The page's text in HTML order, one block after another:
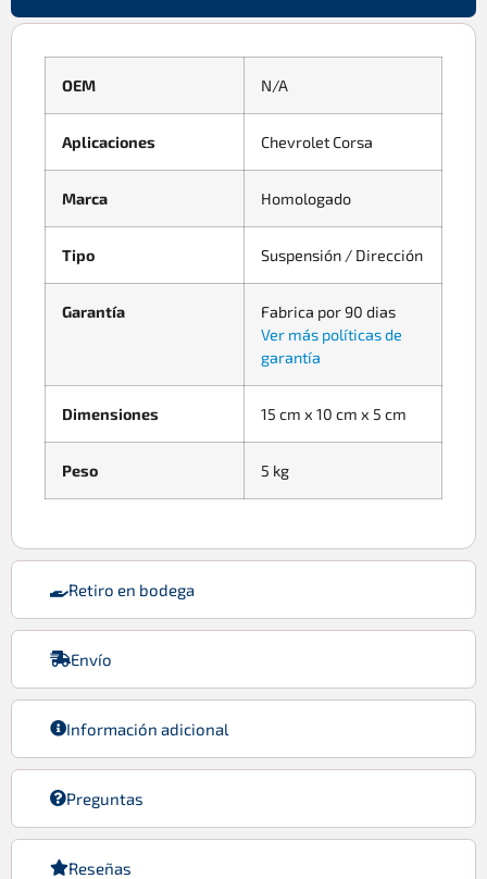
Retiro en bodega
Envío
Información adicional
Preguntas
Reseñas
OEM N/A
Aplicaciones Chevrolet Corsa
Marca Homologado
Tipo Suspensión / Dirección
Garantía
Fabrica por 90 dias
Ver más políticas de
garantía
Dimensiones 15 cm x 10 cm x 5 cm
Peso 5 kg